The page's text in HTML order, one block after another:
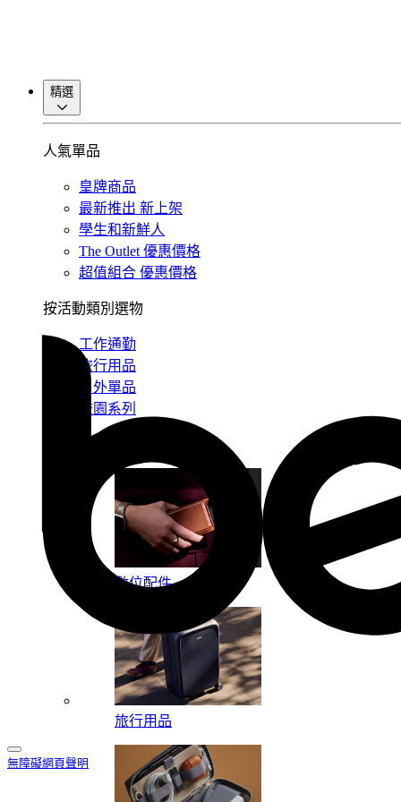
無障礙網頁聲明
精選
人氣單品
皇牌商品
最新推出 新上架
學生和新鮮人
The Outlet 優惠價格
超值組合 優惠價格
按活動類別選物
工作通勤
旅行用品
戶外單品
校園系列
數位配件
旅行用品